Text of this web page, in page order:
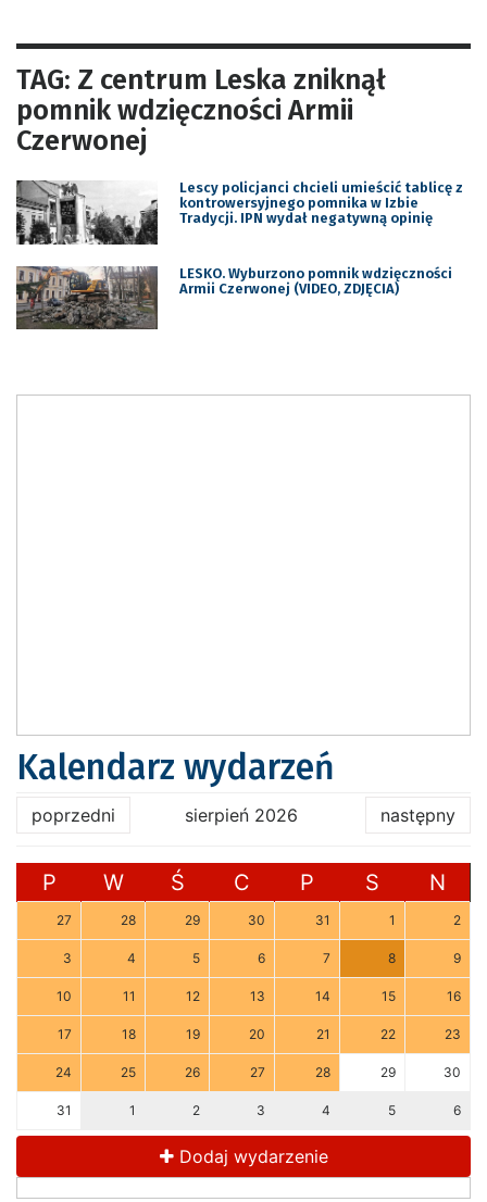
TAG: Z centrum Leska zniknął
pomnik wdzięczności Armii
Czerwonej
Lescy policjanci chcieli umieścić tablicę z
kontrowersyjnego pomnika w Izbie
Tradycji. IPN wydał negatywną opinię
LESKO. Wyburzono pomnik wdzięczności
Armii Czerwonej (VIDEO, ZDJĘCIA)
Kalendarz wydarzeń
poprzedni sierpień 2026 następny
P W Ś C P S N
27 28 29 30 31 1 2
3 4 5 6 7 8 9
10 11 12 13 14 15 16
17 18 19 20 21 22 23
24 25 26 27 28 29 30
31 1 2 3 4 5 6
Dodaj wydarzenie